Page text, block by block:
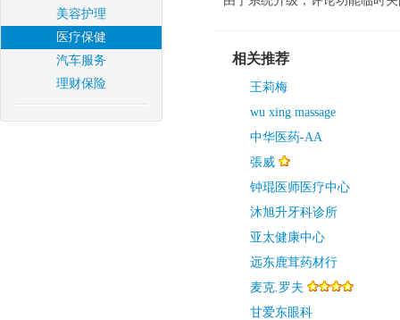
美容护理
医疗保健
汽车服务
理财保险
相关推荐
王莉梅
wu xing massage
中华医药-AA
張威
钟琨医师医疗中心
沐旭升牙科诊所
亚太健康中心
远东鹿茸药材行
麦克.罗夫
甘爱东眼科